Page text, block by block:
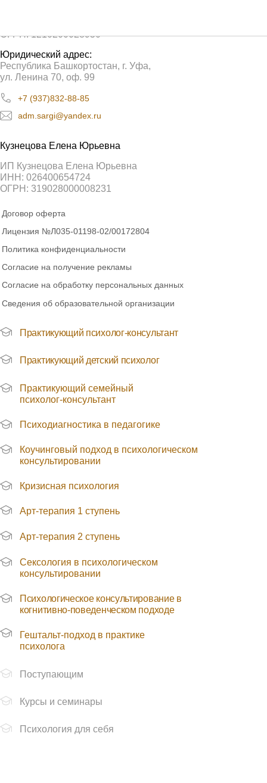
Юридический адрес:
Республика Башкортостан, г. Уфа,
ул. Ленина 70, оф. 99
ОГРН: 1210200028950
adm.sargi@yandex.ru
+7 (937)832-88-85
ИП Кузнецова Елена Юрьевна
ИНН: 026400654724
ОГРН: 319028000008231
Кузнецова Елена Юрьевна
Сведения об образовательной организации
Лицензия №Л035-01198-02/00172804
Договор оферта
Политика конфиденциальности
Согласие на обработку персональных данных
Согласие на получение рекламы
Практикующий психолог-консультант
Практикующий детский психолог
Психодиагностика в педагогике
Практикующий семейный
психолог-консультант
Коучинговый подход в психологическом
консультировании
Кризисная психология
Арт-терапия 1 ступень
Арт-терапия 2 ступень
Гештальт-подход в практике
психолога
Сексология в психологическом
консультировании
Психологическое консультирование в
когнитивно-поведенческом подходе
Поступающим
Курсы и семинары
Психология для себя
Главная/Сведения об образовательной организации